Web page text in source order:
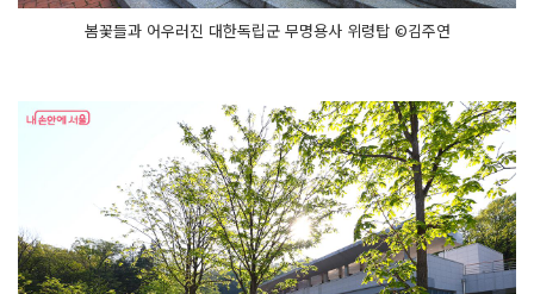
봄꽃들과 어우러진 대한독립군 무명용사 위령탑 ©김주연